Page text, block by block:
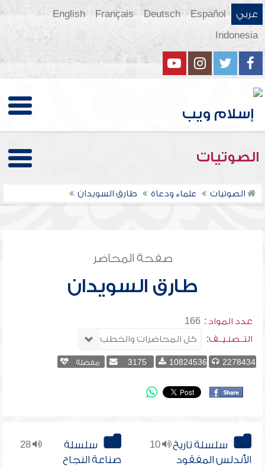
عربي Español
Deutsch
Français
English
Indonesia
الصوتيات
الصوتيات علماء ودعاة طارق السويدان
صفحة المحاضر
طارق السويدان
عدد المواد : 166
التــصنـيــف:
2278434
10824536
3175 مفضلة
10
سلسلة تاريخ
الأندلس المفقود
28
سلسلة
صناعة النجاح